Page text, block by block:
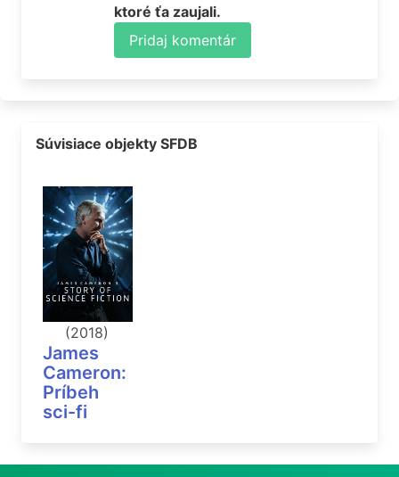
ktoré ťa zaujali.
Pridaj komentár
Súvisiace objekty SFDB
(2018)
James
Cameron:
Príbeh
sci-fi